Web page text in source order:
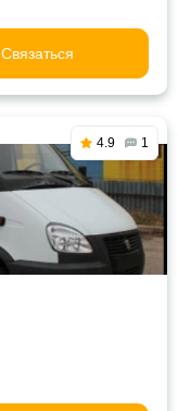
Связаться
4.9 1